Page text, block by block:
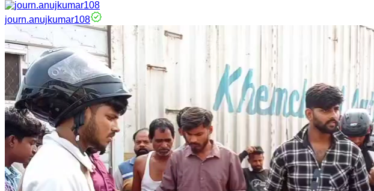
journ.anujkumar108